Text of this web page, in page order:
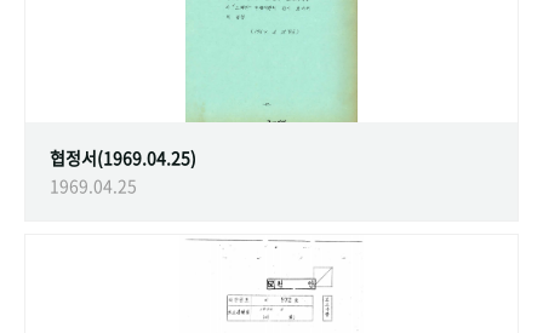
협정서(1969.04.25)
1969.04.25